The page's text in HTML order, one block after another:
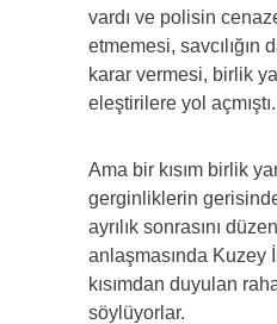
vardı ve polisin
etmemesi, savcılığın
karar vermesi, birlik
eleştirilere yol açmıştı.
Ama bir kısım birlik
gerginliklerin
ayrılık sonrasını
anlaşmasında Kuzey
kısımdan duyulan
söylüyorlar.